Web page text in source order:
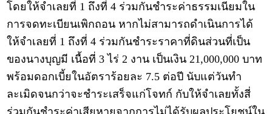
โดยให้จำเลยที่ 1 ถึงที่ 4 ร่วมกันชำระค่าธรรมเนียมใน
การจดทะเบียนเพิกถอน หากไม่สามารถดำเนินการได้
ให้จำเลยที่ 1 ถึงที่ 4 ร่วมกันชำระราคาที่ดินส่วนที่เป็น
ของนางบุญมี เนื้อที่ 3 ไร่ 2 งาน เป็นเงิน 21,000,000 บาท
พร้อมดอกเบี้ยในอัตราร้อยละ 7.5 ต่อปี นับแต่วันทำ
ละเมิดจนกว่าจะชำระเสร็จแก่โจทก์ กับให้จำเลยทั้งสี่